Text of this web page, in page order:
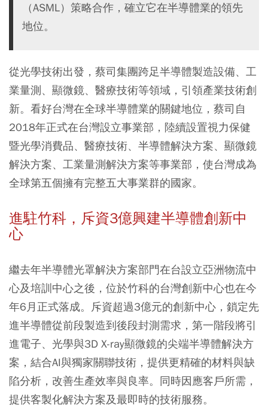
（ASML）策略合作，確立它在半導體業的領先
地位。
從光學技術出發，蔡司集團跨足半導體製造設備、工
業量測、顯微鏡、醫療技術等領域，引領產業技術創
新。看好台灣在全球半導體業的關鍵地位，蔡司自
2018年正式在台灣設立事業部，陸續設置視力保健
暨光學消費品、醫療技術、半導體解決方案、顯微鏡
解決方案、工業量測解決方案等事業部，使台灣成為
全球第五個擁有完整五大事業群的國家。
進駐竹科，斥資3億興建半導體創新中
心
繼去年半導體光罩解決方案部門在台設立亞洲物流中
心及培訓中心之後，位於竹科的台灣創新中心也在今
年6月正式落成。斥資超過3億元的創新中心，鎖定先
進半導體從前段製造到後段封測需求，第一階段將引
進電子、光學與3D X-ray顯微鏡的尖端半導體解決方
案，結合AI與獨家關聯技術，提供更精確的材料與缺
陷分析，改善生產效率與良率。同時因應客戶所需，
提供客製化解決方案及最即時的技術服務。